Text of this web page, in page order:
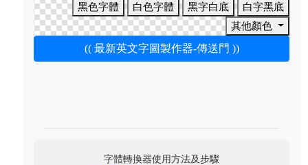
黑色字體 白色字體 黑字白底
白字黑底
其他顏色
(( 最新英文字圖製作器-傳送門 ))
字體轉換器使用方法及步驟